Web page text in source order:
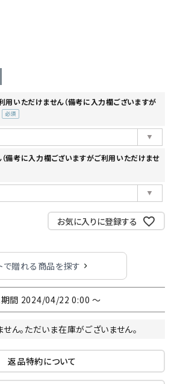
用いただけません（備考に入力欄ございますが
備考に入力欄ございますがご利用いただけませ
お気に入りに登録する
で贈れる商品を探す
間 2024/04/22 0:00 〜
ん。ただいま在庫がございません。
返品特約について